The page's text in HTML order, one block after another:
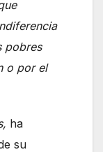
pobres
o por el
ha
su